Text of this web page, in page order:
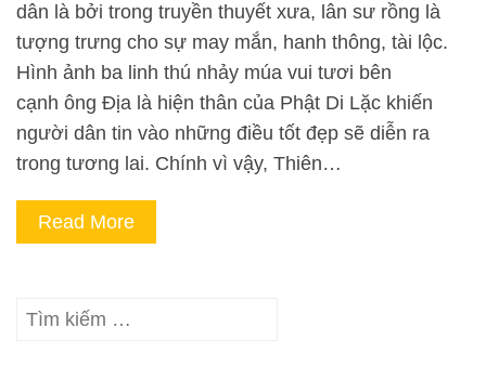
dân là bởi trong truyền thuyết xưa, lân sư rồng là
tượng trưng cho sự may mắn, hanh thông, tài lộc.
Hình ảnh ba linh thú nhảy múa vui tươi bên
cạnh ông Địa là hiện thân của Phật Di Lặc khiến
người dân tin vào những điều tốt đẹp sẽ diễn ra
trong tương lai. Chính vì vậy, Thiên…
Read More
Tìm